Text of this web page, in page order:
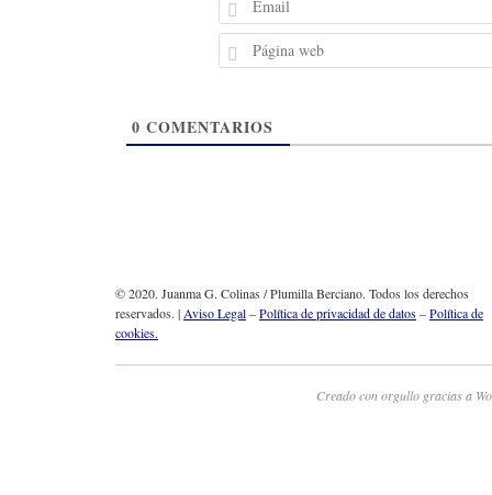
0 COMENTARIOS
© 2020. Juanma G. Colinas / Plumilla Berciano. Todos los derechos
reservados. | Aviso Legal–Política de privacidad de datos–Política de
cookies.
Creado con orgullo gracias a